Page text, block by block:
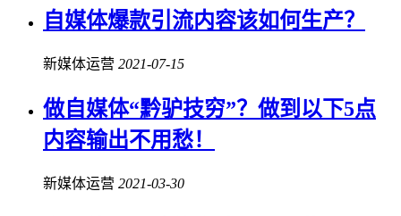
自媒体爆款引流内容该如何生产？
新媒体运营 2021-07-15
做自媒体“黔驴技穷”？做到以下5点
内容输出不用愁！
新媒体运营 2021-03-30